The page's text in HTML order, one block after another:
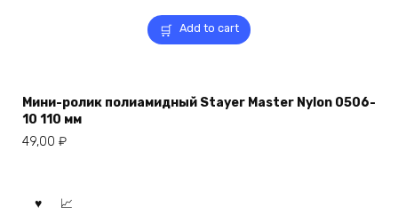
Add to cart
Мини-ролик полиамидный Stayer Master Nylon 0506-
10 110 мм
49,00 ₽